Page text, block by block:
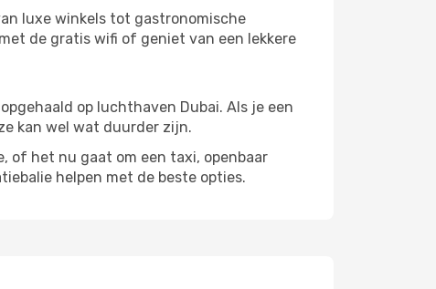
luxe winkels tot gastronomische
de gratis wifi of geniet van een lekkere
op luchthaven Dubai. Als je een
kan wel wat duurder zijn.
of het nu gaat om een ​​taxi, openbaar
helpen met de beste opties.